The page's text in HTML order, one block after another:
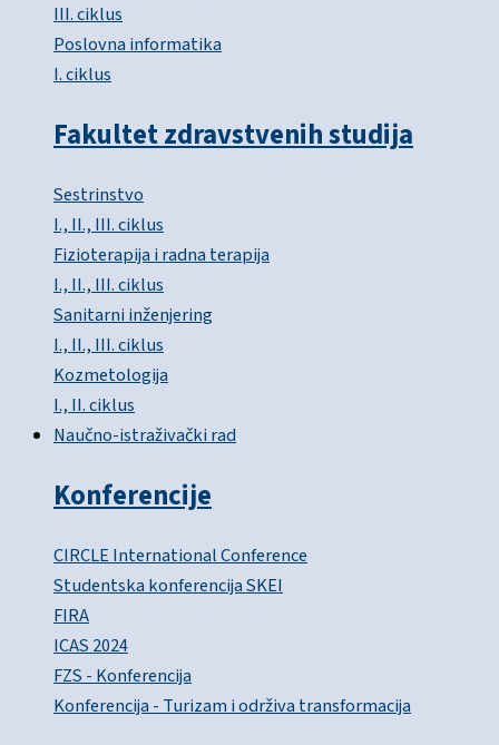
III. ciklus
Poslovna informatika
I. ciklus
Fakultet zdravstvenih studija
Sestrinstvo
I., II., III. ciklus
Fizioterapija i radna terapija
I., II., III. ciklus
Sanitarni inženjering
I., II., III. ciklus
Kozmetologija
I., II. ciklus
Naučno-istraživački rad
Konferencije
CIRCLE International Conference
Studentska konferencija SKEI
FIRA
ICAS 2024
FZS - Konferencija
Konferencija - Turizam i održiva transformacija